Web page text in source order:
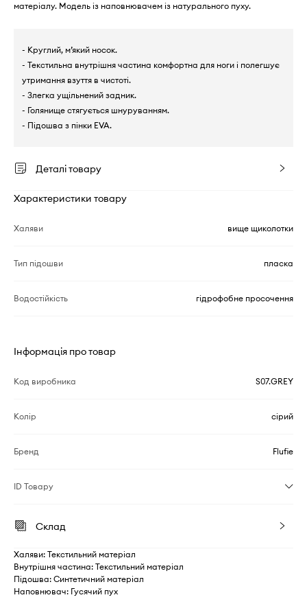
матеріалу. Модель із наповнювачем із натурального пуху.
- Круглий, м’який носок.
- Текстильна внутрішня частина комфортна для ноги і полегшує
утримання взуття в чистоті.
- Злегка ущільнений задник.
- Голянище стягується шнуруванням.
- Підошва з пінки EVA.
Деталі товару
Характеристики товару
Халяви вище щиколотки
Тип підошви пласка
Водостійкість гідрофобне просочення
Інформація про товар
Код виробника S07.GREY
Колір сірий
Бренд Flufie
ID Товару
Склад
Халяви: Текстильний матеріал
Внутрішня частина: Текстильний матеріал
Підошва: Синтетичний матеріал
Наповнювач: Гусячий пух